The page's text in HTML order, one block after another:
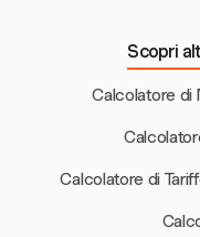
Scopri
Calcolatore di
Calcolatore di